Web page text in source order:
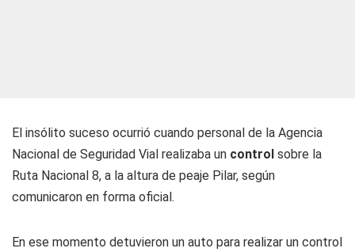
El insólito suceso ocurrió cuando personal de la Agencia
Nacional de Seguridad Vial realizaba un control sobre la
Ruta Nacional 8, a la altura de peaje Pilar, según
comunicaron en forma oficial.
En ese momento detuvieron un auto para realizar un control